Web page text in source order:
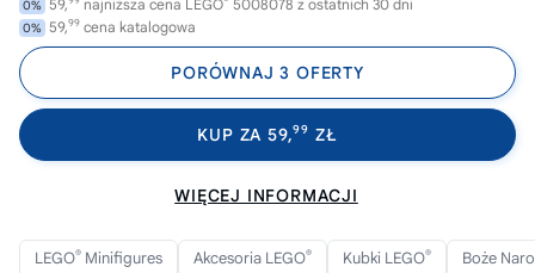
0% 59, najniższa cena LEGO 5008078 z ostatnich 30 dni
0% 59,99 cena katalogowa
PORÓWNAJ 3 OFERTY
KUP ZA 59,99 ZŁ
WIĘCEJ INFORMACJI
LEGO® Minifigures Akcesoria LEGO® Kubki LEGO® Boże